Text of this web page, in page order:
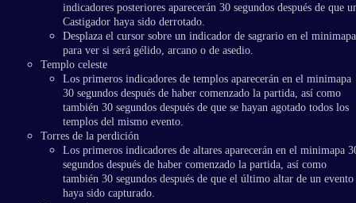
indicadores posteriores aparecerán 30 segundos después de que
Castigador haya sido derrotado.
Desplaza el cursor sobre un indicador de sagrario en el minimapa
para ver si será gélido, arcano o de asedio.
Templo celeste
Los primeros indicadores de templos aparecerán en el minimapa
30 segundos después de haber comenzado la partida, así como
también 30 segundos después de que se hayan agotado todos los
templos del mismo evento.
Torres de la perdición
Los primeros indicadores de altares aparecerán en el minimapa
segundos después de haber comenzado la partida, así como
también 30 segundos después de que el último altar de un evento
haya sido capturado.